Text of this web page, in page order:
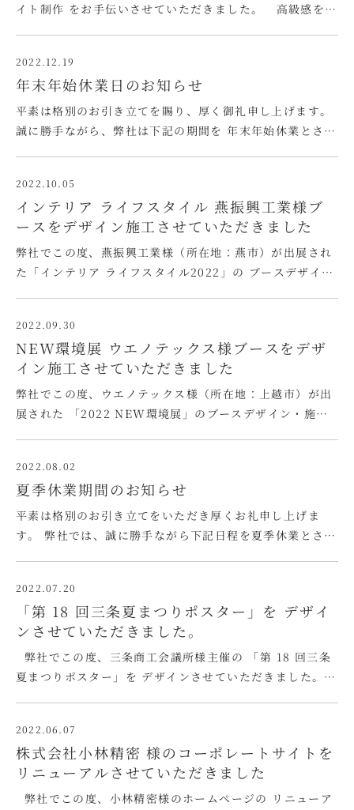
イト制作 をお手伝いさせていただきました。 高級感を損
「AKATSUKI」による今回の カンダ様ハイグレードス
トア …
2022.12.19
年末年始休業日のお知らせ
平素は格別のお引き立てを賜り、厚く御礼申し上げます。
誠に勝手ながら、弊社は下記の期間を 年末年始休業とさせ
かとご迷惑をおかけいたしますが、 何卒ご了承 …
2022.10.05
インテリア ライフスタイル 燕振興工業様ブ
ースをデザイン施工させていただきました
弊社でこの度、燕振興工業様（所在地：燕市）が出展され
た「インテリア ライフスタイル2022」の ブースデザイ
多様な事業を 展開されているメーカー様です。 洋食器は
「SUNAO」「nagomi …
2022.09.30
NEW環境展 ウエノテックス様ブースをデザ
イン施工させていただきました
弊社でこの度、ウエノテックス様（所在地：上越市）が出
展された 「2022 NEW環境展」のブースデザイン・施工
ネスの展開をテーマにした展示会「NEW環境展」に、大
型機械３台展示で臨まれまし …
2022.08.02
夏季休業期間のお知らせ
平素は格別のお引き立てをいただき厚くお礼申し上げま
す。 弊社では、誠に勝手ながら下記日程を夏季休業とさせ
は、 営業開始日以降に順次回答させていただきます。 皆
様には大変ご不便をお …
2022.07.20
「第 18 回三条夏まつりポスター」を デザイ
ンさせていただきました。
夏まつりポスター」を デザインさせていただきました。
ら各所で掲示されているようです。 街で見かけた際は、是
非一度足 …
2022.06.07
株式会社小林精密 様のコーポレートサイトを
リニューアルさせていただきました
弊社でこの度、小林精密様のホームページの リニューア